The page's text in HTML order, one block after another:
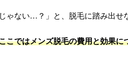
ゃない…？」と、脱毛に踏み出せ
ではメンズ脱毛の費用と効果に